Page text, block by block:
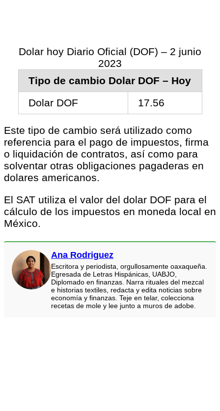
Dolar hoy Diario Oficial (DOF) – 2 junio
2023
Tipo de cambio Dolar DOF – Hoy
Dolar DOF
17.56
Este tipo de cambio será utilizado como
referencia para el pago de impuestos, firma
o liquidación de contratos, así como para
solventar otras obligaciones pagaderas en
dolares americanos.
El SAT utiliza el valor del dolar DOF para el
cálculo de los impuestos en moneda local en
México.
Ana Rodriguez
Escritora y periodista, orgullosamente oaxaqueña.
Egresada de Letras Hispánicas, UABJO,
Diplomado en finanzas. Narra rituales del mezcal
e historias textiles, redacta y edita noticias sobre
economía y finanzas. Teje en telar, colecciona
recetas de mole y lee junto a muros de adobe.